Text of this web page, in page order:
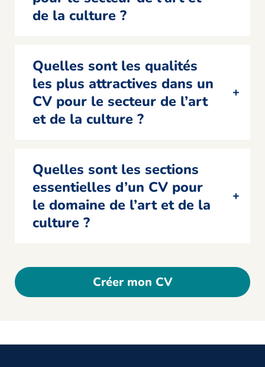
de la culture ?
Quelles sont les qualités
les plus attractives dans un
CV pour le secteur de l’art
et de la culture ?
Quelles sont les sections
essentielles d’un CV pour
le domaine de l’art et de la
culture ?
Créer mon CV